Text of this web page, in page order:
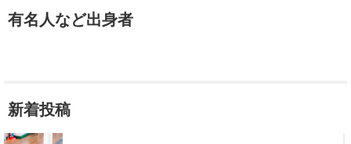
有名人など出身者
新着投稿